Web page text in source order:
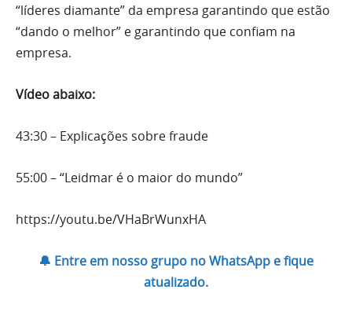
“líderes diamante” da empresa garantindo que estão
“dando o melhor” e garantindo que confiam na
empresa.
Vídeo abaixo:
43:30 – Explicações sobre fraude
55:00 – “Leidmar é o maior do mundo”
https://youtu.be/VHaBrWunxHA
🔔 Entre em nosso grupo no WhatsApp e fique
atualizado.